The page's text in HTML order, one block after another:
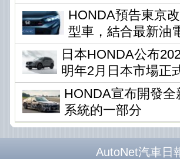
HONDA預告東京
型車，結合最新油
日本HONDA公布
明年2月日本市場正
HONDA宣布開發
系統的一部分
AutoNet汽車日